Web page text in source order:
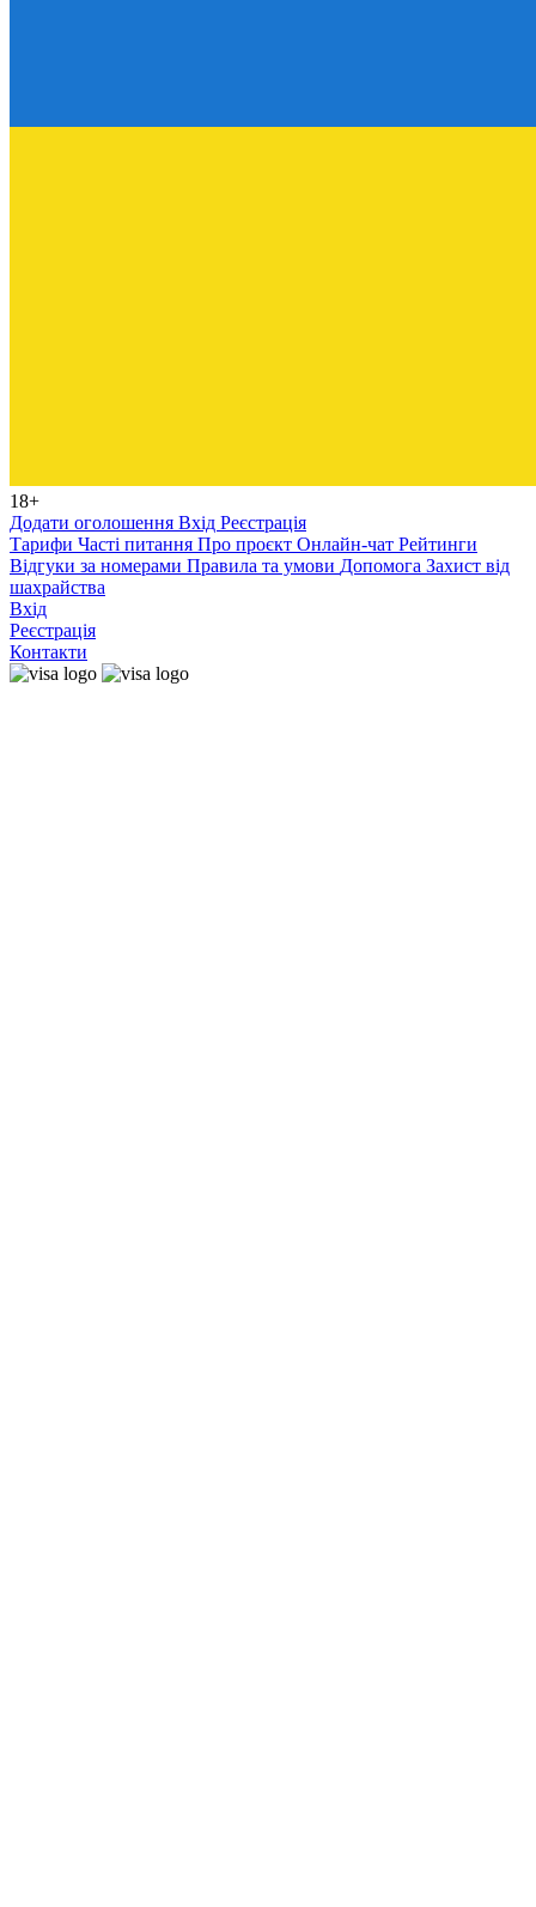
18+
Додати оголошення Вхід Реєстрація
Тарифи Часті питання Про проєкт Онлайн-чат Рейтинги
Відгуки за номерами Правила та умови Допомога Захист від
шахрайства
Вхід
Реєстрація
Контакти